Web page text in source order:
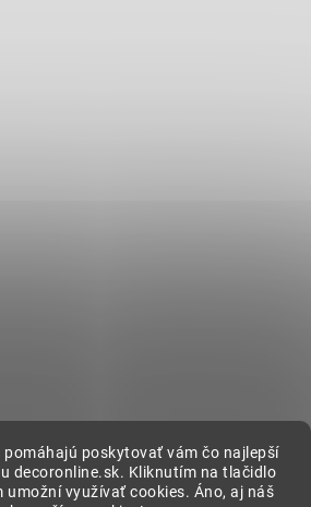
pomáhajú poskytovať vám čo najlepší
decoronline.sk. Kliknutím na tlačidlo
využívať cookies. Áno, aj náš